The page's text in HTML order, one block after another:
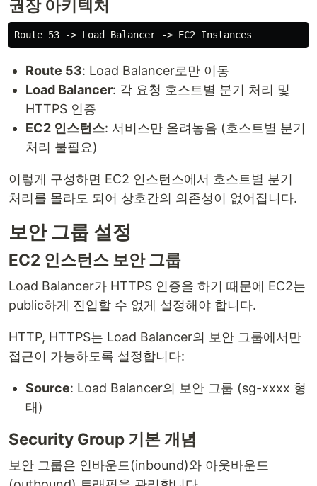
권장 아키텍처
Route 53: Load Balancer로만 이동
Load Balancer: 각 요청 호스트별 분기 처리 및
HTTPS 인증
EC2 인스턴스: 서비스만 올려놓음 (호스트별 분기
처리 불필요)
이렇게 구성하면 EC2 인스턴스에서 호스트별 분기
처리를 몰라도 되어 상호간의 의존성이 없어집니다.
보안 그룹 설정
EC2 인스턴스 보안 그룹
Load Balancer가 HTTPS 인증을 하기 때문에 EC2는
public하게 진입할 수 없게 설정해야 합니다.
HTTP, HTTPS는 Load Balancer의 보안 그룹에서만
접근이 가능하도록 설정합니다:
Source: Load Balancer의 보안 그룹 (sg-xxxx 형
태)
Security Group 기본 개념
보안 그룹은 인바운드(inbound)와 아웃바운드